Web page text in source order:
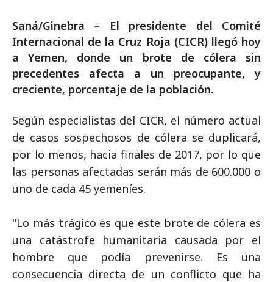
Saná/Ginebra – El presidente del Comité
Internacional de la Cruz Roja (CICR) llegó hoy
a Yemen, donde un brote de cólera sin
precedentes afecta a un preocupante, y
creciente, porcentaje de la población.
Según especialistas del CICR, el número actual
de casos sospechosos de cólera se duplicará,
por lo menos, hacia finales de 2017, por lo que
las personas afectadas serán más de 600.000 o
uno de cada 45 yemeníes.
"Lo más trágico es que este brote de cólera es
una catástrofe humanitaria causada por el
hombre que podía prevenirse. Es una
consecuencia directa de un conflicto que ha